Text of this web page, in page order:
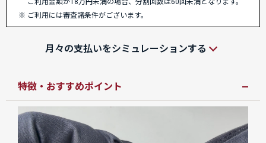
ご利用金額が18万円未満の場合、分割回数は60回未満となります。
ご利用には審査諸条件がございます。
月々の支払いをシミュレーションする
特徴・おすすめポイント